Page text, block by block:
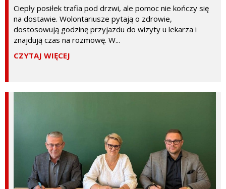
Ciepły posiłek trafia pod drzwi, ale pomoc nie kończy się
na dostawie. Wolontariusze pytają o zdrowie,
dostosowują godzinę przyjazdu do wizyty u lekarza i
znajdują czas na rozmowę. W...
CZYTAJ WIĘCEJ